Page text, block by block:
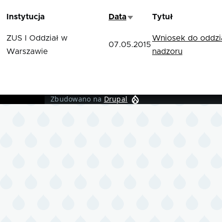
Instytucja DataSortuj rosnąco
Tytuł
ZUS I Oddział w
Warszawie
07.05.2015
Wniosek do
nadzoru
Zbudowano na Drupal